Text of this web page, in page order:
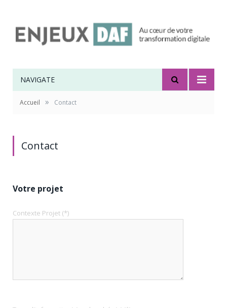
NAVIGATE
Accueil » Contact
Contact
Votre projet
Contexte Projet (*)